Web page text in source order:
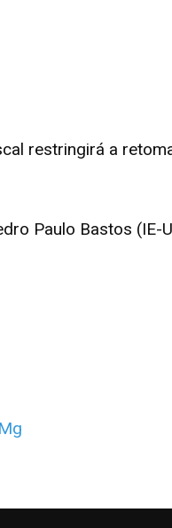
restringirá a
Paulo Bastos (IE-